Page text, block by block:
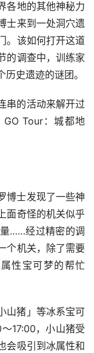
各地的其他神秘力
士来到一处洞穴遗
。该如何打开这道
的调查中，训练家
史遗迹的谜团。
串的活动来解开过
Tour：城都地
博士发现了一些神
面奇怪的机关似乎
……经过精密的调
个机关，除了需要
性宝可梦的帮忙
山猪」等冰系宝可
17:00，小山猪受
会吸引到冰属性和